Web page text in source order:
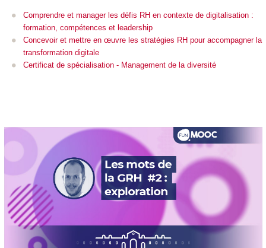
Comprendre et manager les défis RH en contexte de digitalisation :
formation, compétences et leadership
Concevoir et mettre en œuvre les stratégies RH pour accompagner la
transformation digitale
Certificat de spécialisation - Management de la diversité